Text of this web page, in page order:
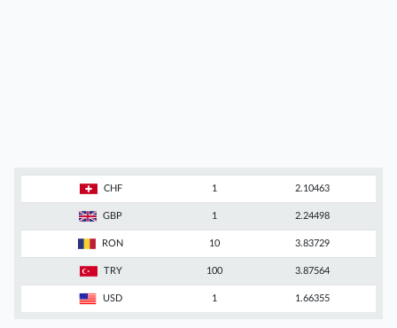
CHF 1 2.10463
GBP 1 2.24498
RON 10 3.83729
TRY 100 3.87564
USD 1 1.66355